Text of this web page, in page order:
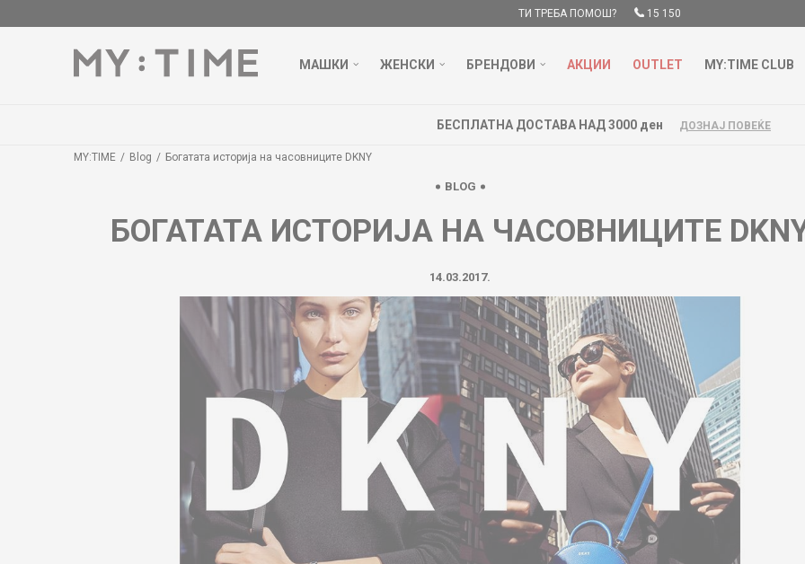
ТИ ТРЕБА ПОМОШ? 15 150
МАШКИ ЖЕНСКИ БРЕНДОВИ АКЦИИ OUTLET MY:TIME CLUB
БЕСПЛАТНА ДОСТАВА НАД 3000 ден ДОЗНАЈ ПОВЕЌЕ
MY:TIME Blog Богатата историја на часовниците DKNY
BLOG
БОГАТАТА ИСТОРИЈА НА ЧАСОВНИЦИТЕ
14.03.2017.